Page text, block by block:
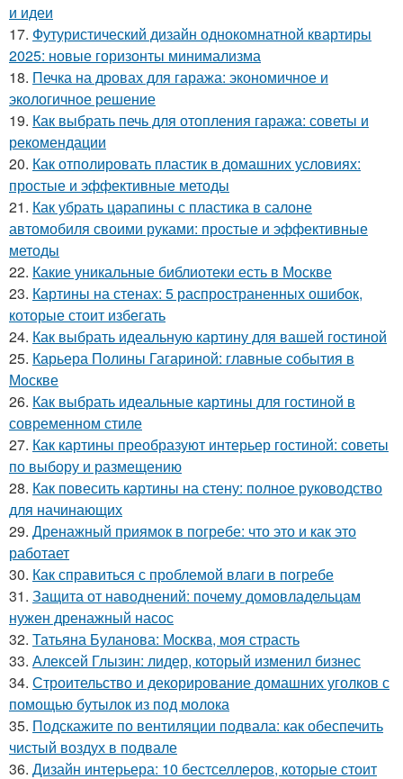
и идеи
17. Футуристический дизайн однокомнатной квартиры
2025: новые горизонты минимализма
18. Печка на дровах для гаража: экономичное и
экологичное решение
19. Как выбрать печь для отопления гаража: советы и
рекомендации
20. Как отполировать пластик в домашних условиях:
простые и эффективные методы
21. Как убрать царапины с пластика в салоне
автомобиля своими руками: простые и эффективные
методы
22. Какие уникальные библиотеки есть в Москве
23. Картины на стенах: 5 распространенных ошибок,
которые стоит избегать
24. Как выбрать идеальную картину для вашей гостиной
25. Карьера Полины Гагариной: главные события в
Москве
26. Как выбрать идеальные картины для гостиной в
современном стиле
27. Как картины преобразуют интерьер гостиной: советы
по выбору и размещению
28. Как повесить картины на стену: полное руководство
для начинающих
29. Дренажный приямок в погребе: что это и как это
работает
30. Как справиться с проблемой влаги в погребе
31. Защита от наводнений: почему домовладельцам
нужен дренажный насос
32. Татьяна Буланова: Москва, моя страсть
33. Алексей Глызин: лидер, который изменил бизнес
34. Строительство и декорирование домашних уголков с
помощью бутылок из под молока
35. Подскажите по вентиляции подвала: как обеспечить
чистый воздух в подвале
36. Дизайн интерьера: 10 бестселлеров, которые стоит